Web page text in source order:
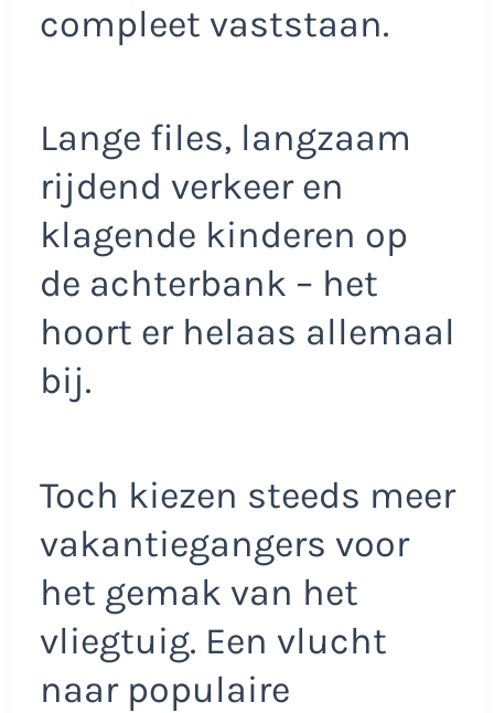
compleet vaststaan.
Lange files, langzaam
rijdend verkeer en
klagende kinderen op
de achterbank – het
hoort er helaas allemaal
bij.
Toch kiezen steeds meer
vakantiegangers voor
het gemak van het
vliegtuig. Een vlucht
naar populaire